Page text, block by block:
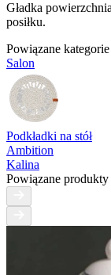
Gładka
posiłku.
Powiązane
Salon
Podkładki na stół
Ambition
Kalina
Powiązane produkty